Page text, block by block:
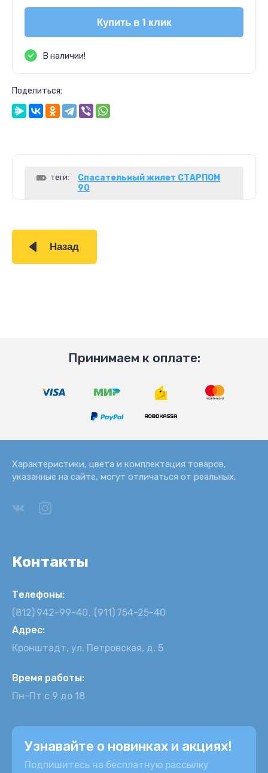
Купить в 1 клик
В наличии!
Поделиться:
теги:
Спасательный жилет СТАРПОМ
90
Назад
Принимаем к оплате:
Характеристики, цвета и комплектация товаров,
указанные на сайте, могут отличаться от реальных.
Контакты
Телефоны:
(812) 942-99-40 (911) 754-25-40
Адрес:
Кронштадт, ул. Петровская, д. 5
Время работы:
Пн-Пт с 9 до 18
Узнавайте о новинках и акциях!
Подпишитесь на бесплатную рассылку